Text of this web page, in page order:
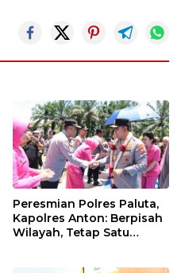
Peresmian Polres Paluta,
Kapolres Anton: Berpisah
Wilayah, Tetap Satu